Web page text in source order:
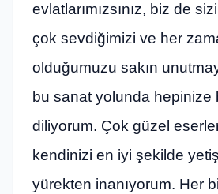
evlatlarımızsınız, biz de
çok sevdiğimizi ve her
olduğumuzu sakın
bu sanat yolunda hepinize
diliyorum. Çok güzel
kendinizi en iyi şekilde
yürekten inanıyorum. Her